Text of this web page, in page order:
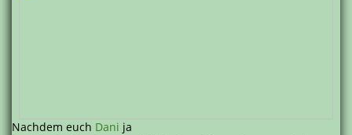
Nachdem euch Dani ja